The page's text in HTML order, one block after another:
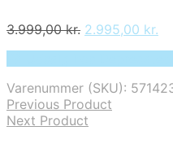
3.999,00kr. Den
3.999,00 kr..
2.995,00 kr.
Varenummer (SKU):
Previous Product
Next Product